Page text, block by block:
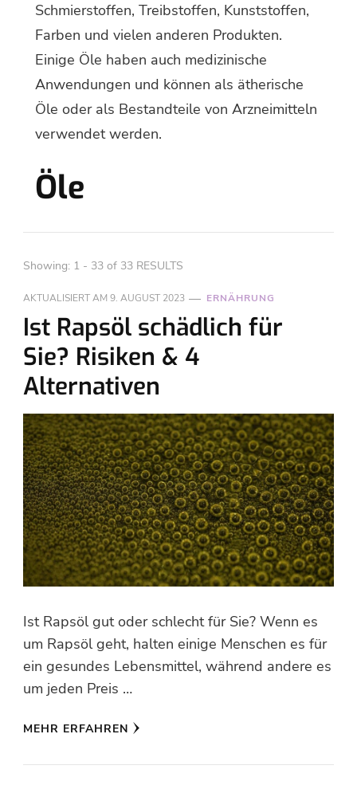
Schmierstoffen, Treibstoffen, Kunststoffen,
Farben und vielen anderen Produkten.
Einige Öle haben auch medizinische
Anwendungen und können als ätherische
Öle oder als Bestandteile von Arzneimitteln
verwendet werden.
Öle
Showing: 1 - 33 of 33 RESULTS
AKTUALISIERT AM 9. AUGUST 2023 ERNÄHRUNG
Ist Rapsöl schädlich für
Sie? Risiken & 4
Alternativen
Ist Rapsöl gut oder schlecht für Sie? Wenn es
um Rapsöl geht, halten einige Menschen es für
ein gesundes Lebensmittel, während andere es
um jeden Preis …
MEHR ERFAHREN